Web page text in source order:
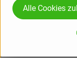
üppigen Speisen.
(z.B.
Alle Cookies